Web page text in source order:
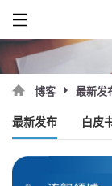
博客 最新发
最新发布 白皮